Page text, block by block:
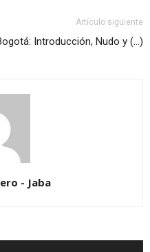
Artículo siguiente
Introducción, Nudo y (…)
- Jaba